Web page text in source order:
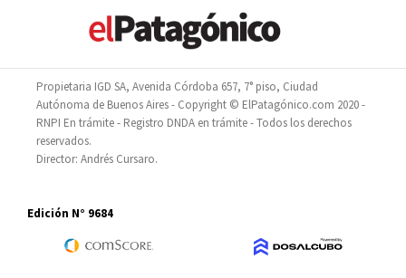
Propietaria IGD SA, Avenida Córdoba 657, 7° piso, Ciudad
Autónoma de Buenos Aires - Copyright © ElPatagónico.com 2020 -
RNPI En trámite - Registro DNDA en trámite - Todos los derechos
reservados.
Director: Andrés Cursaro.
Edición N° 9684